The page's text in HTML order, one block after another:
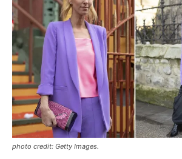
photo credit: Getty Images.